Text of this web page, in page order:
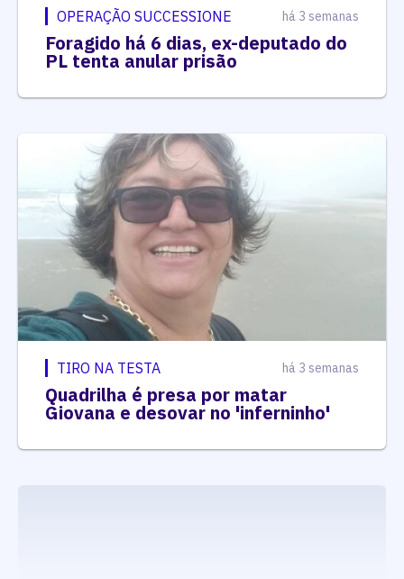
OPERAÇÃO SUCCESSIONE há 3 semanas
Foragido há 6 dias, ex-deputado do
PL tenta anular prisão
TIRO NA TESTA há 3 semanas
Quadrilha é presa por matar
Giovana e desovar no 'inferninho'